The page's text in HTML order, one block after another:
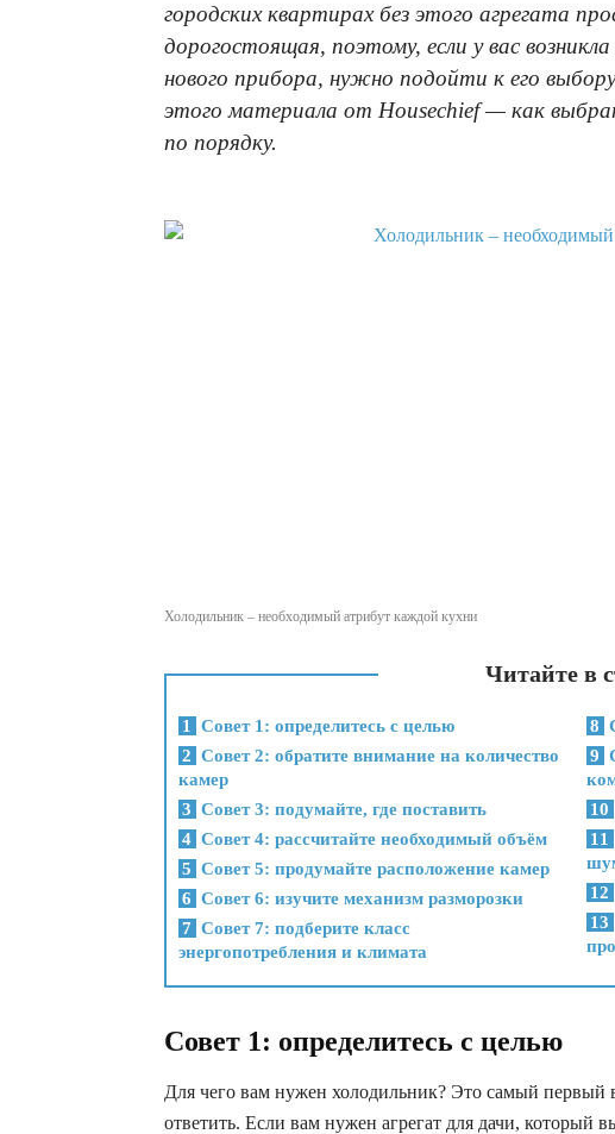
городских квартирах без этого агрегата
дорогостоящая, поэтому, если у вас
нового прибора, нужно подойти к его
этого материала от Housechief — как
по порядку.
Холодильник – необходимый атрибут каждой кухни
Читайте в
1
Совет 1: определитесь с целью
2 Совет 2: обратите внимание на количество
камер
3 Совет 3: подумайте, где поставить
4 Совет 4: рассчитайте необходимый объём
5 Совет 5: продумайте расположение камер
6 Совет 6: изучите механизм разморозки
7 Совет 7: подберите класс
энергопотребления и климата
8
9
10
11
12
13
Совет 1: определитесь с целью
Для чего вам нужен холодильник? Это самый
ответить. Если вам нужен агрегат для дачи, который